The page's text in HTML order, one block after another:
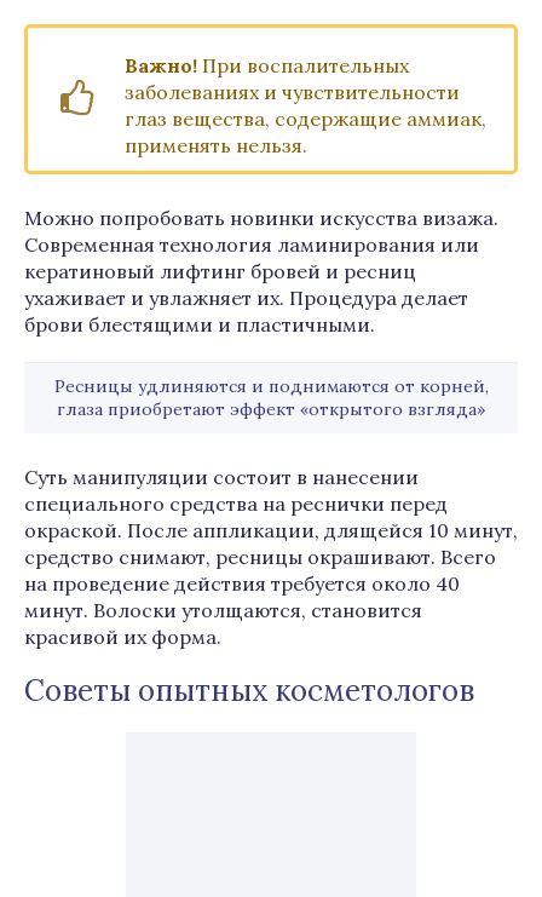
Важно! При воспалительных
заболеваниях и чувствительности
глаз вещества, содержащие аммиак,
применять нельзя.
Можно попробовать новинки искусства визажа.
Современная технология ламинирования или
кератиновый лифтинг бровей и ресниц
ухаживает и увлажняет их. Процедура делает
брови блестящими и пластичными.
Ресницы удлиняются и поднимаются от корней,
глаза приобретают эффект «открытого взгляда»
Суть манипуляции состоит в нанесении
специального средства на реснички перед
окраской. После аппликации, длящейся 10 минут,
средство снимают, ресницы окрашивают. Всего
на проведение действия требуется около 40
минут. Волоски утолщаются, становится
красивой их форма.
Советы опытных косметологов